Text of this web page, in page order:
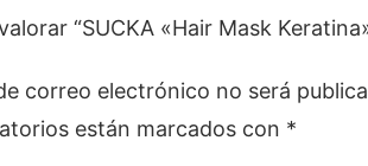
“SUCKA «Hair Mask
correo electrónico no será
están marcados con *